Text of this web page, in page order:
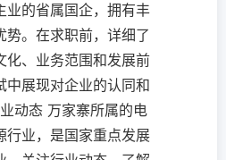
业的省属国企，拥有丰
势。在求职前，详细了
化、业务范围和发展前
中展现对企业的认同和
动态 万家寨所属的电
行业，是国家重点发展